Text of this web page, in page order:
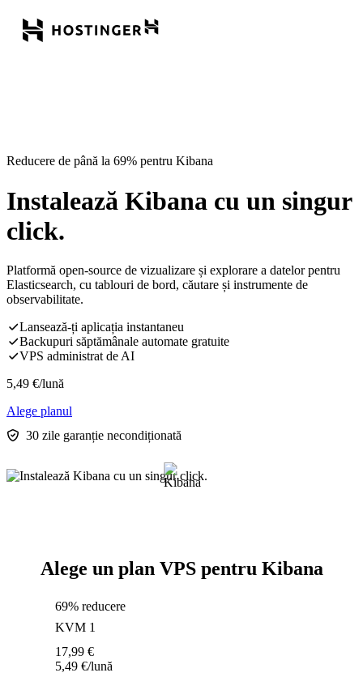
Reducere de până la 69% pentru Kibana
Instalează Kibana cu un singur
click.
Platformă open-source de vizualizare și explorare a datelor pentru
Elasticsearch, cu tablouri de bord, căutare și instrumente de
observabilitate.
Lansează-ți aplicația instantaneu
Backupuri săptămânale automate gratuite
VPS administrat de AI
5,49 €/lună
Alege planul
30 zile garanție necondiționată
Alege un plan VPS pentru Kibana
69% reducere
KVM 1
17,99 €
5,49 €/lună